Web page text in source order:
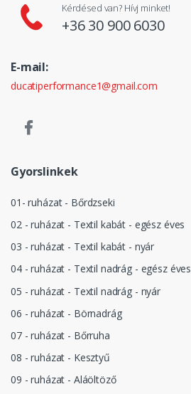
Kérdésed van? Hívj minket!
+36 30 900 6030
E-mail:
ducatiperformance1@gmail.com
Gyorslinkek
01- ruházat - Bőrdzseki
02 - ruházat - Textil kabát - egész éves
03 - ruházat - Textil kabát - nyár
04 - ruházat - Textil nadrág - egész éves
05 - ruházat - Textil nadrág - nyár
06 - ruházat - Börnadrág
07 - ruházat - Bőrruha
08 - ruházat - Kesztyű
09 - ruházat - Aláöltöző